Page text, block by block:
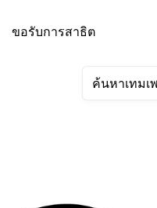
ขอรับการสาธิต